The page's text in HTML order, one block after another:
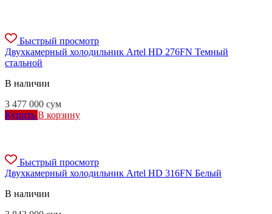
Быстрый просмотр
Двухкамерный холодильник Artel HD 276FN Темный
стальной
В наличии
3 477 000 сум
Купить В корзину
Быстрый просмотр
Двухкамерный холодильник Artel HD 316FN Белый
В наличии